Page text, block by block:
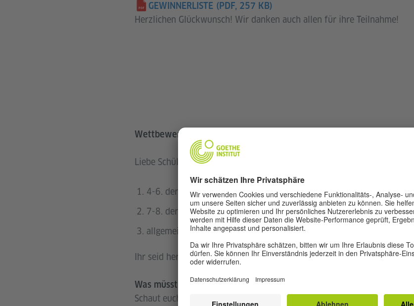
GEWINNERLISTE (PDF, 257 KB)
Herzlichen Glückwunsch! Wir danken auch allen für ihre Teilnahme!
Wettbewerb „Meine Gegend – Auf deutscher Spurensuche“
Liebe Schülerinnen und Schüler der Klassen:
4-6. der Grundschule
7-8. der Grundschule
allgemeinbildende Lyzeen und Technika (LO, technikum)!
Ihr seid herzlich eingeladen, an diesem spannenden Wettbewerb
Was müsst ihr tun?
Schaut euch in eurem Viertel um, sprecht mit euren Nachbarn, geht in